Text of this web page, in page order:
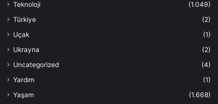
Teknoloji
(1.049)
Türkiye
(2)
Uçak
(1)
Ukrayna
(2)
Uncategorized
(4)
Yardım
(1)
Yaşam
(1.668)